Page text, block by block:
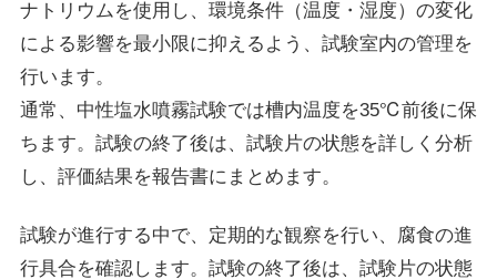
ナトリウムを使用し、環境条件（温度・湿度）の変化
による影響を最小限に抑えるよう、試験室内の管理を
行います。
通常、中性塩水噴霧試験では槽内温度を35℃前後に保
ちます。試験の終了後は、試験片の状態を詳しく分析
し、評価結果を報告書にまとめます。
試験が進行する中で、定期的な観察を行い、腐食の進
行具合を確認します。試験の終了後は、試験片の状態